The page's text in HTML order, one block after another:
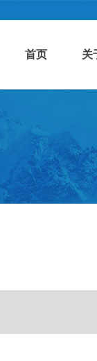
首页 关